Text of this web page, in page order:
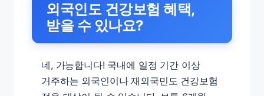
외국인도 건강보험 혜택,
받을 수 있나요?
네, 가능합니다! 국내에 일정 기간 이상
거주하는 외국인이나 재외국민도 건강보험